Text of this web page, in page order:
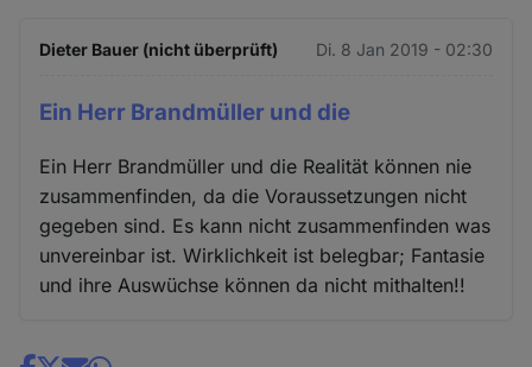
Dieter Bauer (nicht überprüft) Di. 8 Jan 2019 - 02:30
Ein Herr Brandmüller und die
Ein Herr Brandmüller und die Realität können nie
zusammenfinden, da die Voraussetzungen nicht
gegeben sind. Es kann nicht zusammenfinden was
unvereinbar ist. Wirklichkeit ist belegbar; Fantasie
und ihre Auswüchse können da nicht mithalten!!